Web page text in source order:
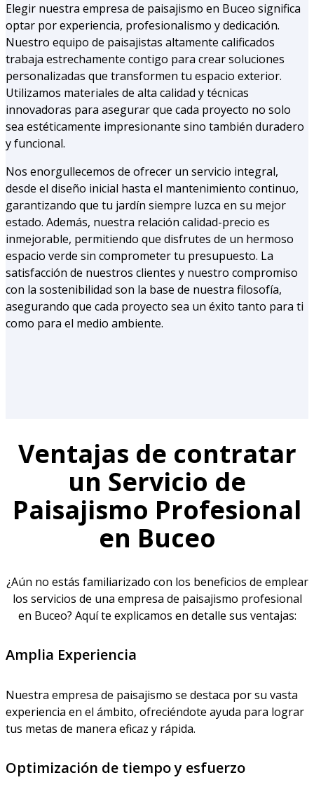
Elegir nuestra empresa de paisajismo en Buceo significa
optar por experiencia, profesionalismo y dedicación.
Nuestro equipo de paisajistas altamente calificados
trabaja estrechamente contigo para crear soluciones
personalizadas que transformen tu espacio exterior.
Utilizamos materiales de alta calidad y técnicas
innovadoras para asegurar que cada proyecto no solo
sea estéticamente impresionante sino también duradero
y funcional.
Nos enorgullecemos de ofrecer un servicio integral,
desde el diseño inicial hasta el mantenimiento continuo,
garantizando que tu jardín siempre luzca en su mejor
estado. Además, nuestra relación calidad-precio es
inmejorable, permitiendo que disfrutes de un hermoso
espacio verde sin comprometer tu presupuesto. La
satisfacción de nuestros clientes y nuestro compromiso
con la sostenibilidad son la base de nuestra filosofía,
asegurando que cada proyecto sea un éxito tanto para ti
como para el medio ambiente.
Ventajas de contratar
un Servicio de
Paisajismo Profesional
en Buceo
¿Aún no estás familiarizado con los beneficios de emplear
los servicios de una empresa de paisajismo profesional
en Buceo? Aquí te explicamos en detalle sus ventajas:
Amplia Experiencia
Nuestra empresa de paisajismo se destaca por su vasta
experiencia en el ámbito, ofreciéndote ayuda para lograr
tus metas de manera eficaz y rápida.
Optimización de tiempo y esfuerzo